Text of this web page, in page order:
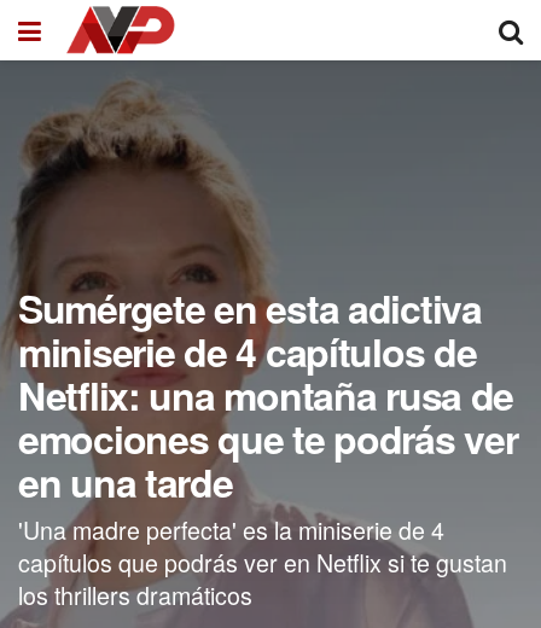
Sumérgete en esta adictiva
miniserie de 4 capítulos de
Netflix: una montaña rusa de
emociones que te podrás ver
en una tarde
'Una madre perfecta' es la miniserie de 4
capítulos que podrás ver en Netflix si te gustan
los thrillers dramáticos